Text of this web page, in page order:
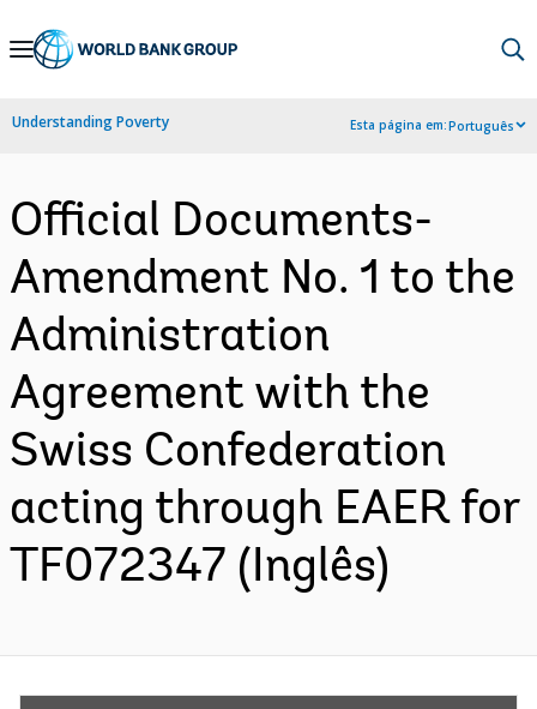
Skip
Navigation
Understanding Poverty Esta página em:Português
Official Documents-
Amendment No. 1 to the
Administration
Agreement with the
Swiss Confederation
acting through EAER for
TF072347 (Inglês)